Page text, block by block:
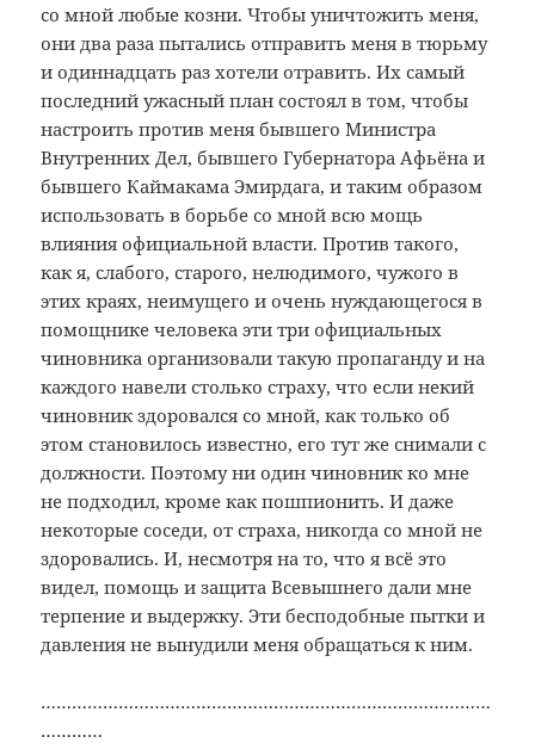
со мной любые козни. Чтобы уничтожить меня,
они два раза пытались отправить меня в тюрьму
и одиннадцать раз хотели отравить. Их самый
последний ужасный план состоял в том, чтобы
настроить против меня бывшего Министра
Внутренних Дел, бывшего Губернатора Афьёна и
бывшего Каймакама Эмирдага, и таким образом
использовать в борьбе со мной всю мощь
влияния официальной власти. Против такого,
как я, слабого, старого, нелюдимого, чужого в
этих краях, неимущего и очень нуждающегося в
помощнике человека эти три официальных
чиновника организовали такую пропаганду и на
каждого навели столько страху, что если некий
чиновник здоровался со мной, как только об
этом становилось известно, его тут же снимали с
должности. Поэтому ни один чиновник ко мне
не подходил, кроме как пошпионить. И даже
некоторые соседи, от страха, никогда со мной не
здоровались. И, несмотря на то, что я всё это
видел, помощь и защита Всевышнего дали мне
терпение и выдержку. Эти бесподобные пытки и
давления не вынудили меня обращаться к ним.
……………………………………………………………………………
…………